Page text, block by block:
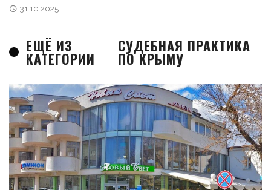
31.10.2025
ЕЩЁ ИЗ
КАТЕГОРИИ
СУДЕБНАЯ ПРАКТИКА
ПО КРЫМУ